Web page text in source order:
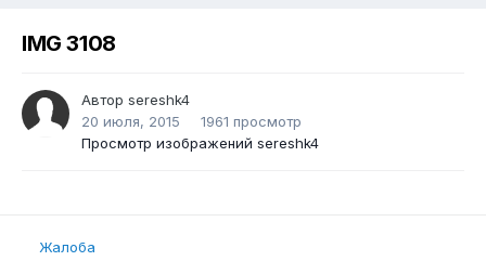
IMG 3108
Автор sereshk4
20 июля, 2015
1961 просмотр
Просмотр изображений sereshk4
Жалоба